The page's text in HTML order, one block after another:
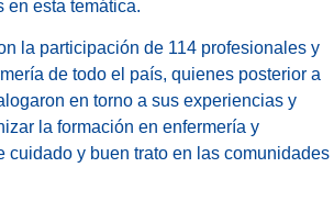
en esta temática.
la participación de 114 profesionales y
de todo el país, quienes posterior a
en torno a sus experiencias y
la formación en enfermería y
cuidado y buen trato en las comunidades